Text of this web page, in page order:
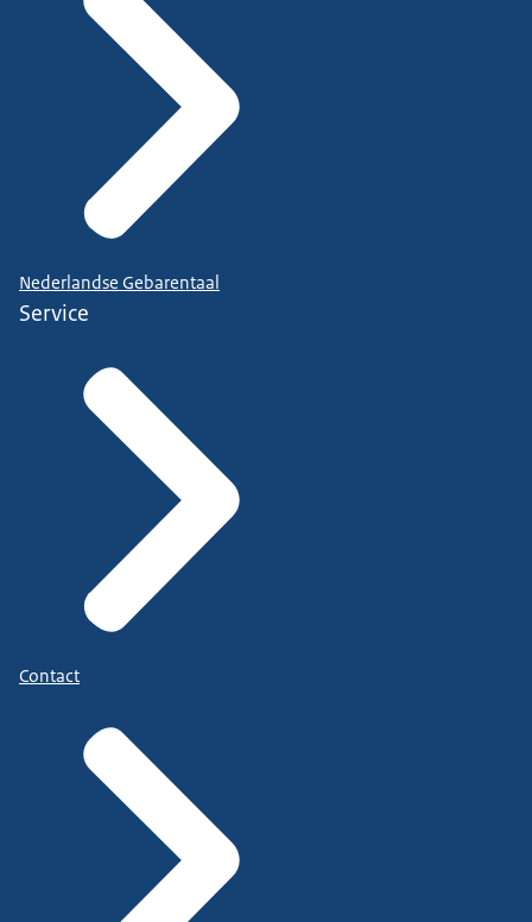
Nederlandse Gebarentaal
Service
Contact